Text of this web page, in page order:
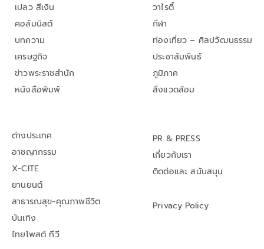
เปลว สีเงิน
คอลัมนิสต์
บทความ
เศรษฐกิจ
ข่าวพระราชสำนัก
หนังสือพิมพ์
วาไรตี้
กีฬา
ท่องเที่ยว – ศิลปวัฒนธรรม
ประชาสัมพันธ์
ภูมิภาค
สิ่งแวดล้อม
ต่างประเทศ
อาชญากรรม
X-CITE
ยานยนต์
สาธารณสุข-คุณภาพชีวิต
บันเทิง
ไทยโพสต์ ทีวี
PR & PRESS
เกี่ยวกับเรา
ติดต่อและ สนับสนุน
Privacy Policy